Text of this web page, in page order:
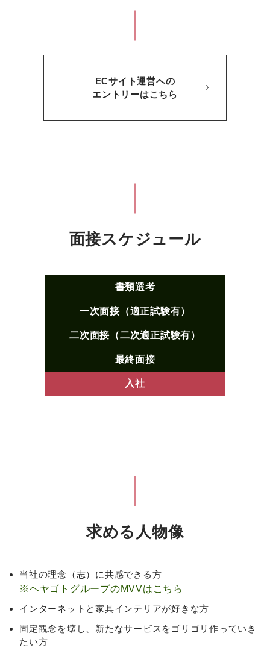
ECサイト運営への
エントリーはこちら
面接スケジュール
書類選考
一次面接（適正試験有）
二次面接（二次適正試験有）
最終面接
入社
求める 人物像
当社の理念（志）に共感できる方
※ヘヤゴトグループのMVVはこちら
インターネットと家具インテリアが好きな方
固定観念を壊し、新たなサービスをゴリゴリ作っていき
たい方